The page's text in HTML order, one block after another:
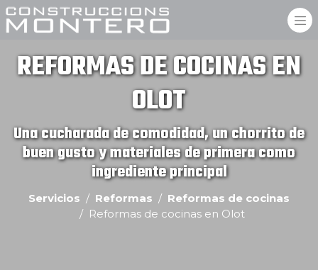
REFORMAS DE COCINAS EN
OLOT
Una cucharada de comodidad, un chorrito de
buen gusto y materiales de primera como
ingrediente principal
Servicios Reformas
Reformas de cocinas
Reformas de cocinas en Olot